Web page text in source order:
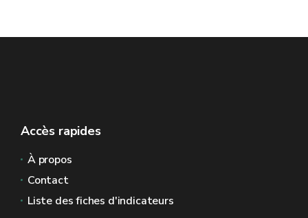
Accès rapides
À propos
Contact
Liste des fiches d'indicateurs